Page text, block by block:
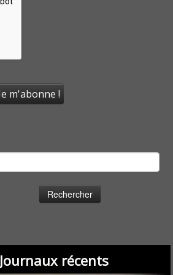
Journaux récents